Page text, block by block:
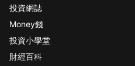
投資網誌
Money錢
投資小學堂
財經百科